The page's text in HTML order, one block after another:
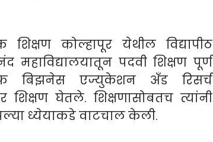
कोल्हापूर येथील विद्यापीठ
पदवी शिक्षण पूर्ण
बिझनेस एज्युकेशन अँड रिसर्च
घेतले. शिक्षणासोबतच त्यांनी
ध्येयाकडे वाटचाल केली.